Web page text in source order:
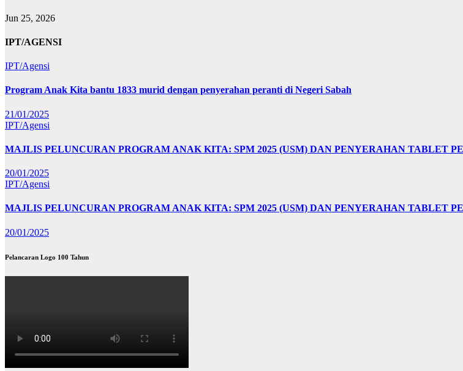
Jun 25, 2026
IPT/AGENSI
IPT/Agensi
Program Anak Kita bantu 1833 murid dengan penyerahan peranti di Negeri Sabah
21/01/2025
IPT/Agensi
MAJLIS PELUNCURAN PROGRAM ANAK KITA: SPM 2025 (USM) DAN PENYERAHAN TABLET
20/01/2025
IPT/Agensi
MAJLIS PELUNCURAN PROGRAM ANAK KITA: SPM 2025 (USM) DAN PENYERAHAN TABLET
20/01/2025
Pelancaran Logo 100 Tahun